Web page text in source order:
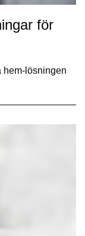
för
hem-lösningen